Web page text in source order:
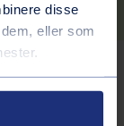
disse
eller som